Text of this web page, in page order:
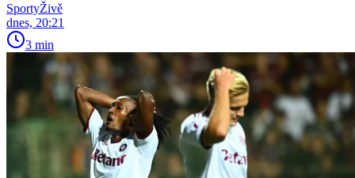
SportyŽivě
dnes, 20:21
3 min